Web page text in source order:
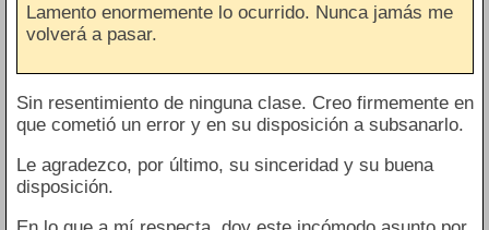
Lamento enormemente lo ocurrido. Nunca jamás me
volverá a pasar.
Sin resentimiento de ninguna clase. Creo firmemente en
que cometió un error y en su disposición a subsanarlo.
Le agradezco, por último, su sinceridad y su buena
disposición.